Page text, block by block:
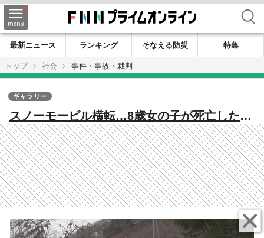
検索
最新ニュース ランキング そなえる防災
特集
トップ
社会 事件・事故・裁判
スノーモービル横転…8歳女の子が死亡した事
故 県が指導も…運営会社は事故前から河川
敷で無許可で体験ツアー より強制力のある
措置「中止」指示
ギャラリー